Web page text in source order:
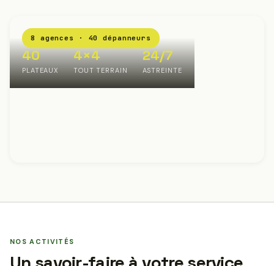
8 agences · 40 dépanneurs
40
PLATEAUX
4×4
TOUT TERRAIN
24/7
ASTREINTE
NOS ACTIVITÉS